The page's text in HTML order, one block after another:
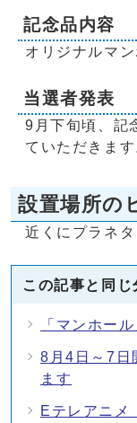
記念品内容
オリジナルマ
当選者発表
9月下旬頃、記
ていただきま
設置場所の
近くにプラネ
この記事と同じ
「マンホー
8月4日～7日
ます
Eテレアニメ